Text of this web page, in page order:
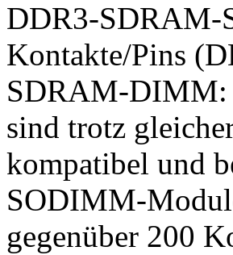
DDR3-SDRAM-
Kontakte/Pins
SDRAM-DIMM:
sind trotz
kompatibel und
SODIMM-
gegenüber 200